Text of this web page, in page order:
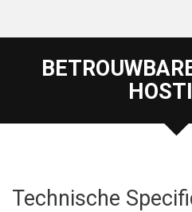
Technische